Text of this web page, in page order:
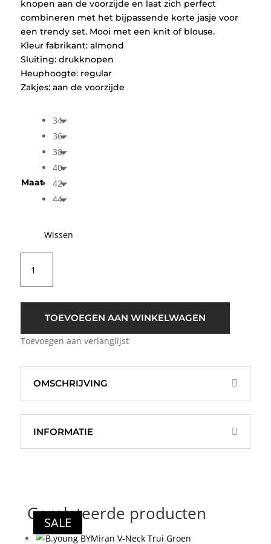
knopen aan de voorzijde en laat zich perfect
combineren met het bijpassende korte jasje voor
een trendy set. Mooi met een knit of blouse.
Kleur fabrikant: almond
Sluiting: drukknopen
Heuphoogte: regular
Zakjes: aan de voorzijde
Maat
34
36
38
40
42
44
Wissen
IHCrevo
Suèdine
Skirt
aantal
TOEVOEGEN AAN WINKELWAGEN
Toevoegen aan verlanglijst
OMSCHRIJVING
INFORMATIE
Gerelateerde producten
SALE
SALE
SALE
SALE